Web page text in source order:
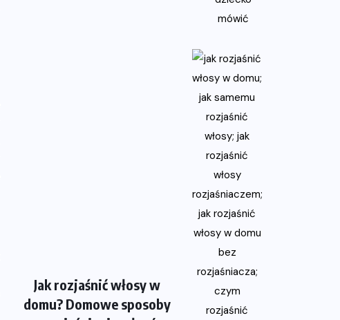
Jak rozjaśnić włosy w
domu? Domowe sposoby